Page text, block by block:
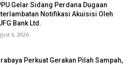
Gelar Sidang Perdana Dugaan
Notifikasi Akuisisi Oleh
Bank Ltd.
6, 2026
Perkuat Gerakan Pilah Sampah,